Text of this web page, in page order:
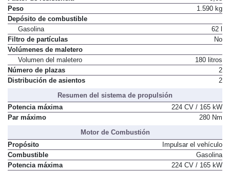
Peso
1.590 kg
Depósito de combustible
Gasolina
62 l
Filtro de partículas
No
Volúmenes de maletero
Volumen del maletero
180 litros
Número de plazas
2
Distribución de asientos
2
Resumen del sistema de propulsión
Potencia máxima
224 CV / 165 kW
Par máximo
280 Nm
Motor de Combustión
Propósito
Impulsar el vehículo
Combustible
Gasolina
Potencia máxima
224 CV / 165 kW